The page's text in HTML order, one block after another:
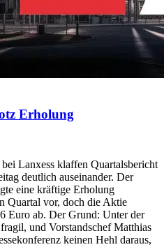
Erholung
Lanxess klaffen Quartalsbericht
deutlich auseinander. Der
eine kräftige Erholung
Quartal vor, doch die Aktie
Euro ab. Der Grund: Unter der
und Vorstandschef Matthias
keinen Hehl daraus,